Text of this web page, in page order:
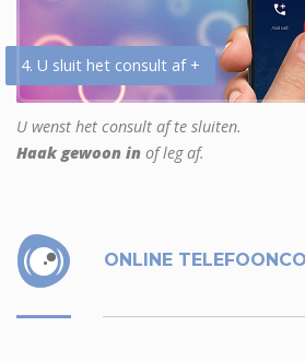
4. U sluit het consult af +
U wenst het consult af te sluiten.
Haak gewoon in of leg af.
ONLINE